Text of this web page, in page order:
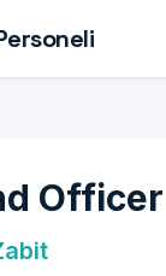
Officer